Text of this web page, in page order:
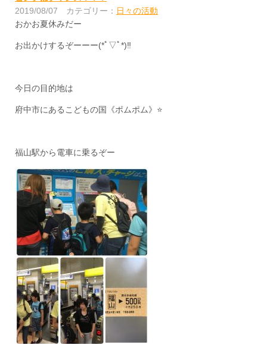
2019/08/07
カテゴリー： 日々の活動
おかお夏休みだー
お出かけするぞーーー(*ﾟ▽ﾟ*)‼
今日の目的地は
府中市にあるこどもの国《ポムポム》⭐
福山駅から電車に乗るぞー